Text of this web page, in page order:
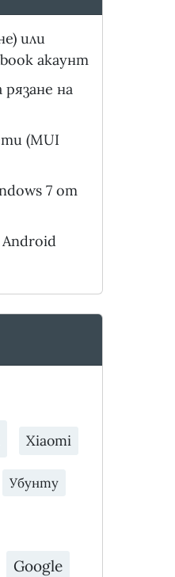
или
акаунт
на
(MUI
7 от
Xiaomi
Убунту
Google